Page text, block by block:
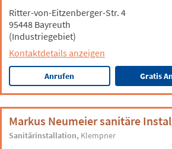
Ritter-von-Eitzenberger-Str. 4
95448 Bayreuth
(Industriegebiet)
Kontaktdetails anzeigen
Anrufen Gratis
Markus Neumeier sanitäre
Sanitärinstallation Klempner